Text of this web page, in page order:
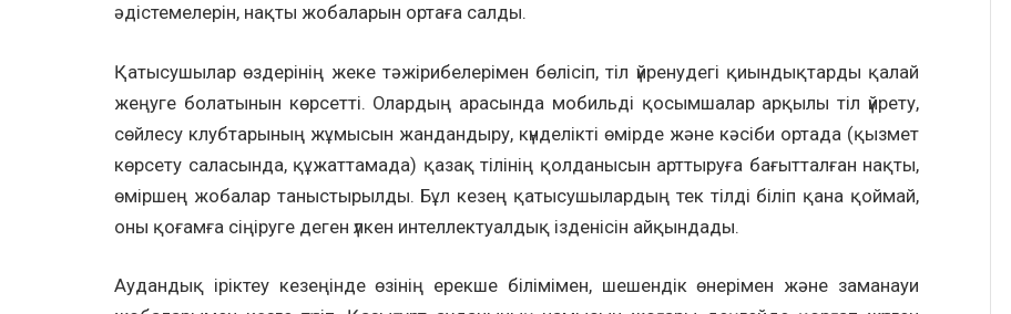
әдістемелерін, нақты жобаларын ортаға салды.
Қатысушылар өздерінің жеке тәжірибелерімен бөлісіп, тіл үйренудегі қиындықтарды қалай
жеңуге болатынын көрсетті. Олардың арасында мобильді қосымшалар арқылы тіл үйрету,
сөйлесу клубтарының жұмысын жандандыру, күнделікті өмірде және кәсіби ортада (қызмет
көрсету саласында, құжаттамада) қазақ тілінің қолданысын арттыруға бағытталған нақты,
өміршең жобалар таныстырылды. Бұл кезең қатысушылардың тек тілді біліп қана қоймай,
оны қоғамға сіңіруге деген үлкен интеллектуалдық ізденісін айқындады.
Аудандық іріктеу кезеңінде өзінің ерекше білімімен, шешендік өнерімен және заманауи